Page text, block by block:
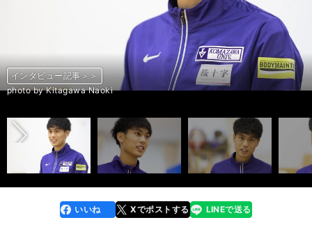
インタビュー記事＞＞
photo by Kitagawa Naoki
インタビュー記事＞＞
photo by Kitagawa Naoki
インタビュー記事＞＞
photo by Kitagawa Naoki
インタビュー記事＞＞
photo by Kitagawa Naoki
インタビュー記事＞＞
photo by Kitagawa Naoki
インタビュー記事＞＞
photo by Kitagawa Naoki
前へ
faceboo
k
いいね Xでポストする
line LINEで送る